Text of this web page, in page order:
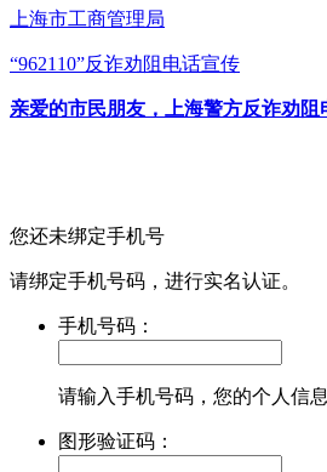
上海市工商管理局
“962110”反诈劝阻电话宣传
亲爱的市民朋友，上海警方反诈劝阻
您还未绑定手机号
请绑定手机号码，进行实名认证。
手机号码：
请输入手机号码，您的个人信
图形验证码：